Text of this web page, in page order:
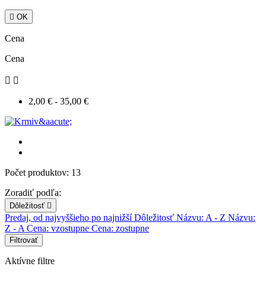
 OK
Cena
Cena
 
2,00 € - 35,00 €
Počet produktov: 13
Zoradiť podľa:
Dôležitosť 
Predaj, od najvyššieho po najnižšíDôležitosť Názvu: A - Z Názvu:
Z - A Cena: vzostupne Cena: zostupne
Filtrovať
Aktívne filtre